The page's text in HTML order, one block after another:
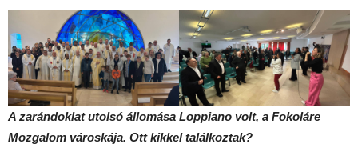
A zarándoklat utolsó állomása Loppiano volt, a Fokoláre
Mozgalom városkája. Ott kikkel találkoztak?